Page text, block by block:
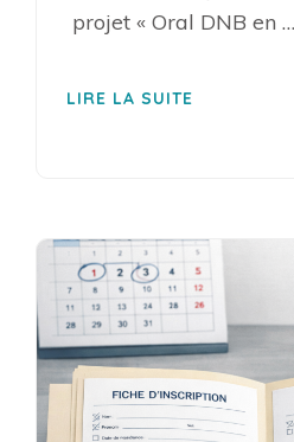
projet « Oral DNB en …
LIRE LA SUITE